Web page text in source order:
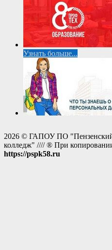
Узнать больше...
2026 © ГАПОУ ПО "Пензенский
колледж" //// ® При
https://pspk58.ru